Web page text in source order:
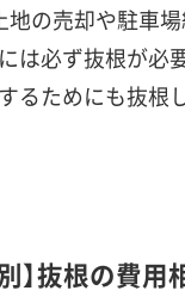
地の売却や駐車
は必ず抜根が必
るためにも抜根
】抜根の費用